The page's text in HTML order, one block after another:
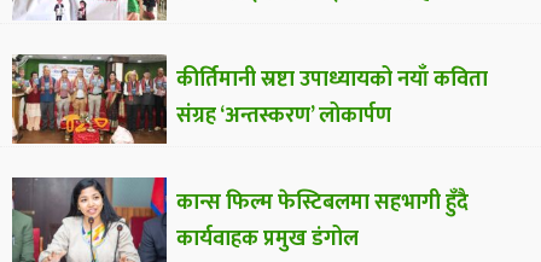
कीर्तिमानी स्रष्टा उपाध्यायको नयाँ कविता
संग्रह ‘अन्तस्करण’ लोकार्पण
कान्स फिल्म फेस्टिबलमा सहभागी हुँदै
कार्यवाहक प्रमुख डंगोल